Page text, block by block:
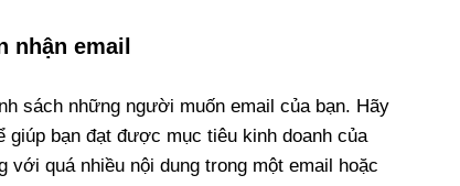
nhận email
sách những người muốn email của bạn. Hãy
bạn đạt được mục tiêu kinh doanh của
với quá nhiều nội dung trong một email hoặc